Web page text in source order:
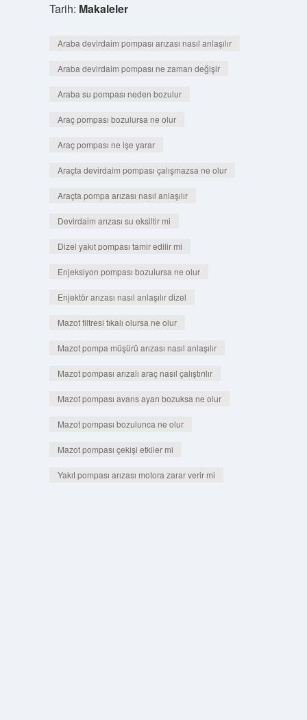
Tarih: Makaleler
Araba devirdaim pompası arızası nasıl anlaşılır
Araba devirdaim pompası ne zaman değişir
Araba su pompası neden bozulur
Araç pompası bozulursa ne olur
Araç pompası ne işe yarar
Araçta devirdaim pompası çalışmazsa ne olur
Araçta pompa arızası nasıl anlaşılır
Devirdaim arızası su eksiltir mi
Dizel yakıt pompası tamir edilir mi
Enjeksiyon pompası bozulursa ne olur
Enjektör arızası nasıl anlaşılır dizel
Mazot filtresi tıkalı olursa ne olur
Mazot pompa müşürü arızası nasıl anlaşılır
Mazot pompası arızalı araç nasıl çalıştırılır
Mazot pompası avans ayarı bozuksa ne olur
Mazot pompası bozulunca ne olur
Mazot pompası çekişi etkiler mi
Yakıt pompası arızası motora zarar verir mi